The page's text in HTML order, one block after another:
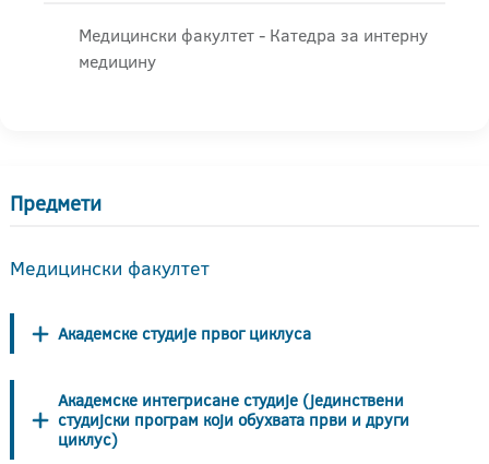
Медицински факултет - Катедра за интерну
медицину
Предмети
Медицински факултет
Академске студије првог циклуса
Академске интегрисане студије (јединствени
студијски програм који обухвата први и други
циклус)